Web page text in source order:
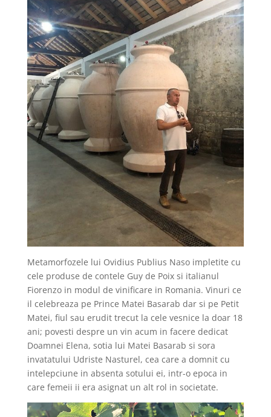
Metamorfozele lui Ovidius Publius Naso impletite cu
cele produse de contele Guy de Poix si italianul
Fiorenzo in modul de vinificare in Romania. Vinuri ce
il celebreaza pe Prince Matei Basarab dar si pe Petit
Matei, fiul sau erudit trecut la cele vesnice la doar 18
ani; povesti despre un vin acum in facere dedicat
Doamnei Elena, sotia lui Matei Basarab si sora
invatatului Udriste Nasturel, cea care a domnit cu
intelepciune in absenta sotului ei, intr-o epoca in
care femeii ii era asignat un alt rol in societate.